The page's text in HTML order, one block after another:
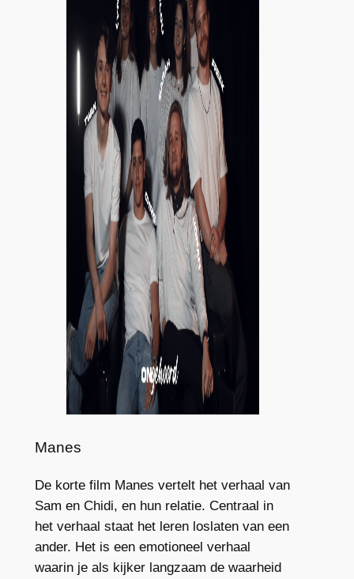
Manes
De korte film Manes vertelt het verhaal van
Sam en Chidi, en hun relatie. Centraal in
het verhaal staat het leren loslaten van een
ander. Het is een emotioneel verhaal
waarin je als kijker langzaam de waarheid